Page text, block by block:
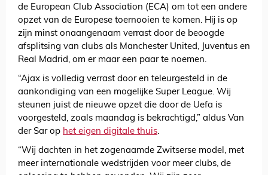
de European Club Association (ECA) om tot een andere
opzet van de Europese toernooien te komen. Hij is op
zijn minst onaangenaam verrast door de beoogde
afsplitsing van clubs als Manchester United, Juventus en
Real Madrid, om er maar een paar te noemen.
“Ajax is volledig verrast door en teleurgesteld in de
aankondiging van een mogelijke Super League. Wij
steunen juist de nieuwe opzet die door de Uefa is
voorgesteld, zoals maandag is bekrachtigd,” aldus Van
der Sar op het eigen digitale thuis.
“Wij dachten in het zogenaamde Zwitserse model, met
meer internationale wedstrijden voor meer clubs, de